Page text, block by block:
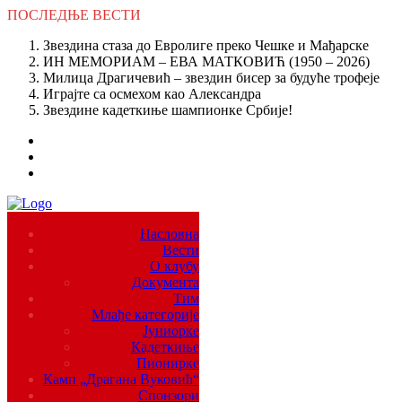
ПОСЛЕДЊЕ ВЕСТИ
Звездина стаза до Евролиге преко Чешке и Мађарске
ИН МЕМОРИАМ – ЕВА МАТКОВИЋ (1950 – 2026)
Милица Драгичевић – звездин бисер за будуће трофеје
Играјте са осмехом као Александра
Звездине кадеткиње шампионке Србије!
Насловна
Вести
О клубу
Документа
Тим
Млађе категорије
Јуниорке
Кадеткиње
Пионирке
Камп „Драгана Вуковић“
Спонзори